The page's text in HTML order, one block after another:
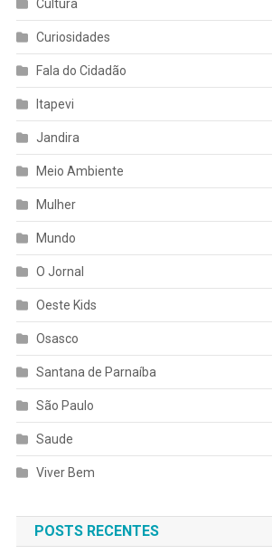
Cultura
Curiosidades
Fala do Cidadão
Itapevi
Jandira
Meio Ambiente
Mulher
Mundo
O Jornal
Oeste Kids
Osasco
Santana de Parnaíba
São Paulo
Saude
Viver Bem
POSTS RECENTES